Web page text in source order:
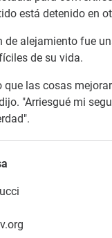
está detenido en
de alejamiento fue
de su vida.
que las cosas
"Arriesgué mi